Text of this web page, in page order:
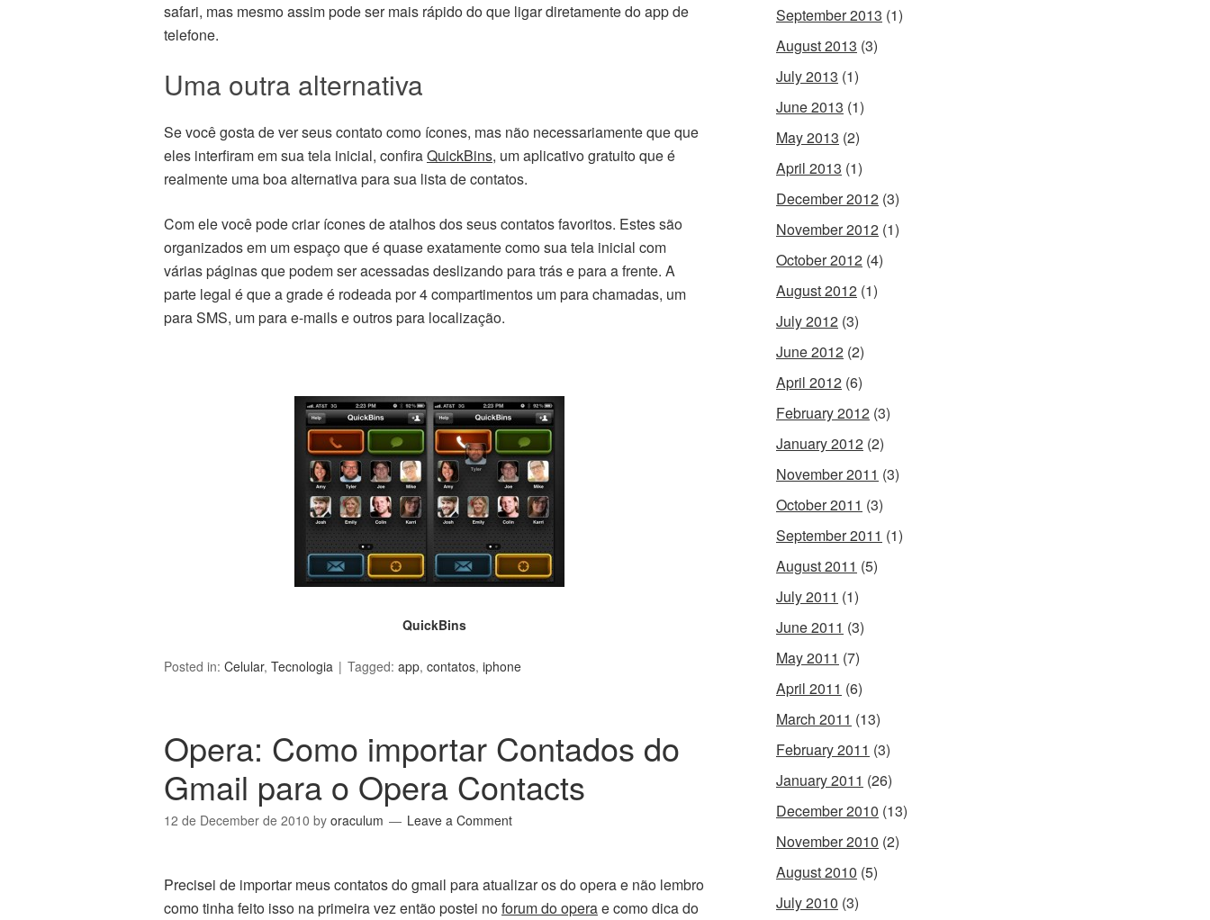
safari, mas mesmo assim pode ser mais rápido do que ligar diretamente do app de
telefone.
Uma outra alternativa
Se você gosta de ver seus contato como ícones, mas não necessariamente que que
eles interfiram em sua tela inicial, confiraQuickBins, um aplicativo gratuito que é
realmente uma boa alternativa para sua lista de contatos.
Com ele você pode criar ícones de atalhos dos seus contatos favoritos. Estes são
organizados em um espaço que é quase exatamente como sua tela inicial com
várias páginas que podem ser acessadas deslizando para trás e para a frente. A
parte legal é que a grade é rodeada por 4 compartimentos um para chamadas, um
para SMS, um para e-mails e outros para localização.
QuickBins
Posted in: Celular, Tecnologia Tagged: app, contatos, iphone
Opera: Como importar Contados do
Gmail para o Opera Contacts
12 de December de 2010 by oraculum Leave a Comment
Precisei de importar meus contatos do gmail para atualizar os do opera e não lembro
como tinha feito isso na primeira vez então postei noforum do operae como dica do
September 2013 (1)
August 2013 (3)
July 2013 (1)
June 2013 (1)
May 2013 (2)
April 2013 (1)
December 2012 (3)
November 2012 (1)
October 2012 (4)
August 2012 (1)
July 2012 (3)
June 2012 (2)
April 2012 (6)
February 2012 (3)
January 2012 (2)
November 2011 (3)
October 2011 (3)
September 2011 (1)
August 2011 (5)
July 2011 (1)
June 2011 (3)
May 2011 (7)
April 2011 (6)
March 2011 (13)
February 2011 (3)
January 2011 (26)
December 2010 (13)
November 2010 (2)
August 2010 (5)
July 2010 (3)